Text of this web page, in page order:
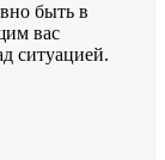
быть в
вас
ситуацией.